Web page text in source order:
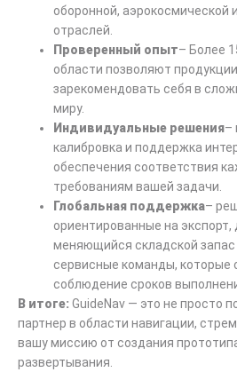
оборонной, аэрокосмической
отраслей.
Проверенный опыт– Более
области позволяют
зарекомендовать себя в
миру.
Индивидуальные решения–
калибровка и поддержка
обеспечения соответствия
требованиям вашей задачи.
Глобальная поддержка–
ориентированные на экспорт,
меняющийся складской
сервисные команды, которые
соблюдение сроков
В итоге: GuideNav — это не просто
партнер в области навигации,
вашу миссию от создания
развертывания.